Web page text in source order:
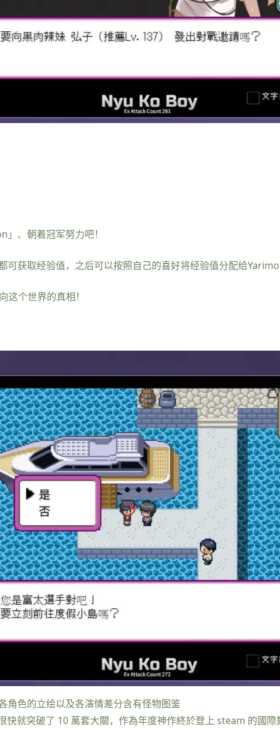
、朝着冠军努力吧！
可获取经验值，之后可以按照自己的喜好将经验值分配给
个世界的真相！
角色的立绘以及各演情差分含有怪物图鉴
快就突破了 10 萬套大關，作為年度神作終於登上 steam 的國